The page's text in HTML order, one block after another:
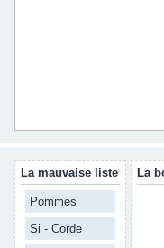
La mauvaise liste
Pommes
Si - Corde
La